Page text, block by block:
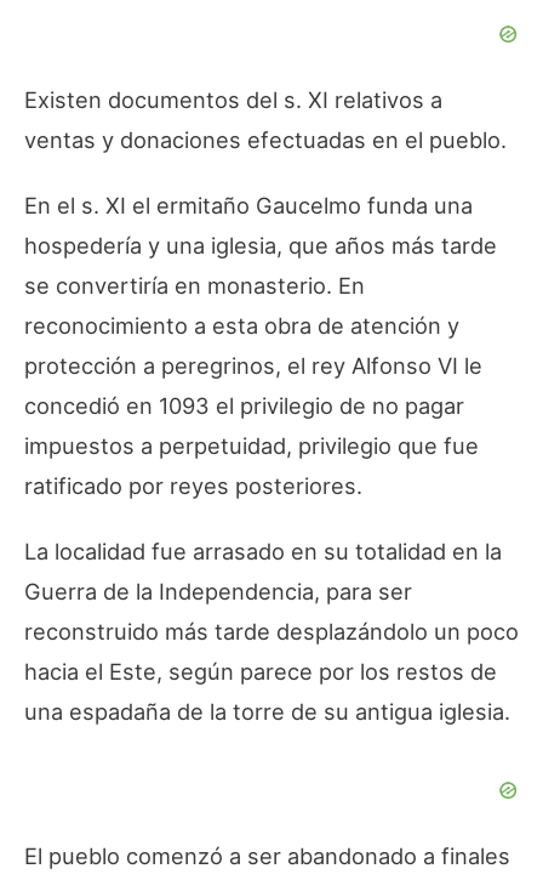
Existen documentos del s. XI relativos a
ventas y donaciones efectuadas en el pueblo.
En el s. XI el ermitaño Gaucelmo funda una
hospedería y una iglesia, que años más tarde
se convertiría en monasterio. En
reconocimiento a esta obra de atención y
protección a peregrinos, el rey Alfonso VI le
concedió en 1093 el privilegio de no pagar
impuestos a perpetuidad, privilegio que fue
ratificado por reyes posteriores.
La localidad fue arrasado en su totalidad en la
Guerra de la Independencia, para ser
reconstruido más tarde desplazándolo un poco
hacia el Este, según parece por los restos de
una espadaña de la torre de su antigua iglesia.
El pueblo comenzó a ser abandonado a finales